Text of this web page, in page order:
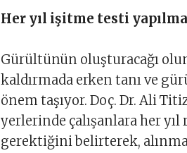
Her yıl işitme testi
Gürültünün oluşturacağı
kaldırmada erken tanı ve
önem taşıyor. Doç. Dr. Ali
yerlerinde çalışanlara her
gerektiğini belirterek,